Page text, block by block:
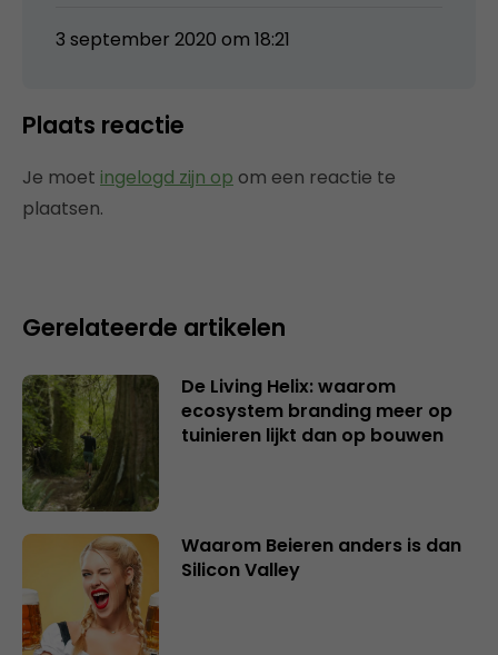
3 september 2020 om 18:21
Plaats reactie
Je moet ingelogd zijn op om een reactie te
plaatsen.
Gerelateerde artikelen
De Living Helix: waarom
ecosystem branding meer op
tuinieren lijkt dan op bouwen
Waarom Beieren anders is dan
Silicon Valley